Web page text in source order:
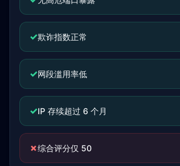
✓欺诈指数正常
✓网段滥用率低
✓IP 存续超过 6 个月
✗综合评分仅 50